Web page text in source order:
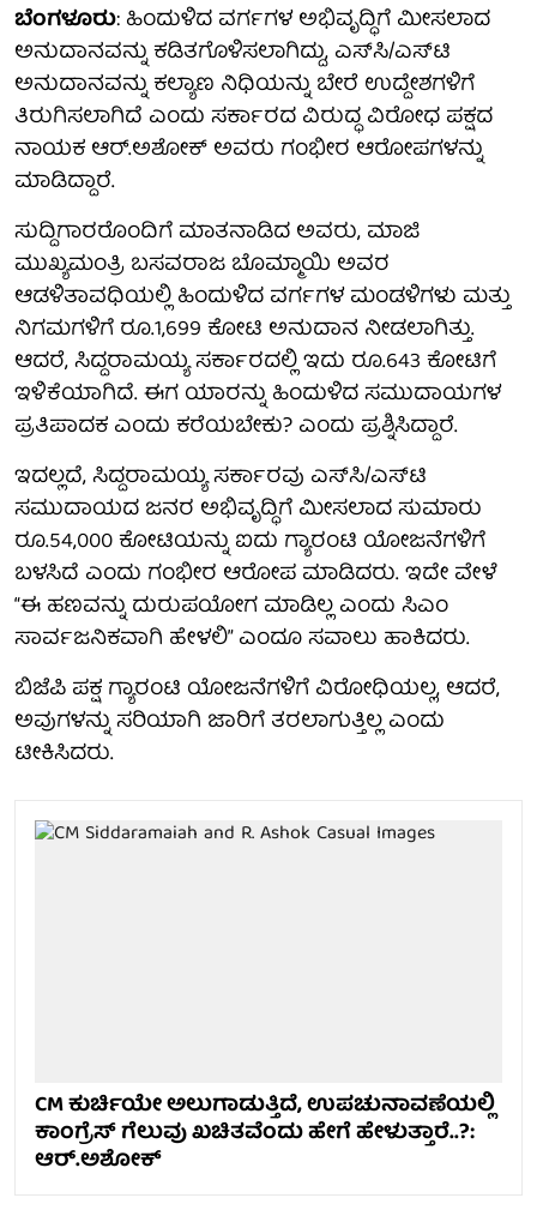
ಬೆಂಗಳೂರು: ಹಿಂದುಳಿದ ವರ್ಗಗಳ ಅಭಿವೃದ್ಧಿಗೆ ಮೀಸಲಾದ
ಅನುದಾನವನ್ನು ಕಡಿತಗೊಳಿಸಲಾಗಿದ್ದು, ಎಸ್‌ಸಿ/ಎಸ್‌ಟಿ
ಅನುದಾನವನ್ನು ಕಲ್ಯಾಣ ನಿಧಿಯನ್ನು ಬೇರೆ ಉದ್ದೇಶಗಳಿಗೆ
ತಿರುಗಿಸಲಾಗಿದೆ ಎಂದು ಸರ್ಕಾರದ ವಿರುದ್ಧ ವಿರೋಧ ಪಕ್ಷದ
ನಾಯಕ ಆರ್.ಅಶೋಕ್ ಅವರು ಗಂಭೀರ ಆರೋಪಗಳನ್ನು
ಮಾಡಿದ್ದಾರೆ.
ಸುದ್ದಿಗಾರರೊಂದಿಗೆ ಮಾತನಾಡಿದ ಅವರು, ಮಾಜಿ
ಮುಖ್ಯಮಂತ್ರಿ ಬಸವರಾಜ ಬೊಮ್ಮಾಯಿ ಅವರ
ಆಡಳಿತಾವಧಿಯಲ್ಲಿ ಹಿಂದುಳಿದ ವರ್ಗಗಳ ಮಂಡಳಿಗಳು ಮತ್ತು
ನಿಗಮಗಳಿಗೆ ರೂ.1,699 ಕೋಟಿ ಅನುದಾನ ನೀಡಲಾಗಿತ್ತು.
ಆದರೆ, ಸಿದ್ದರಾಮಯ್ಯ ಸರ್ಕಾರದಲ್ಲಿ ಇದು ರೂ.643 ಕೋಟಿಗೆ
ಇಳಿಕೆಯಾಗಿದೆ. ಈಗ ಯಾರನ್ನು ಹಿಂದುಳಿದ ಸಮುದಾಯಗಳ
ಪ್ರತಿಪಾದಕ ಎಂದು ಕರೆಯಬೇಕು? ಎಂದು ಪ್ರಶ್ನಿಸಿದ್ದಾರೆ.
ಇದಲ್ಲದೆ, ಸಿದ್ದರಾಮಯ್ಯ ಸರ್ಕಾರವು ಎಸ್‌ಸಿ/ಎಸ್‌ಟಿ
ಸಮುದಾಯದ ಜನರ ಅಭಿವೃದ್ಧಿಗೆ ಮೀಸಲಾದ ಸುಮಾರು
ರೂ.54,000 ಕೋಟಿಯನ್ನು ಐದು ಗ್ಯಾರಂಟಿ ಯೋಜನೆಗಳಿಗೆ
ಬಳಸಿದೆ ಎಂದು ಗಂಭೀರ ಆರೋಪ ಮಾಡಿದರು. ಇದೇ ವೇಳೆ
“ಈ ಹಣವನ್ನು ದುರುಪಯೋಗ ಮಾಡಿಲ್ಲ ಎಂದು ಸಿಎಂ
ಸಾರ್ವಜನಿಕವಾಗಿ ಹೇಳಲಿ” ಎಂದೂ ಸವಾಲು ಹಾಕಿದರು.
ಬಿಜೆಪಿ ಪಕ್ಷ ಗ್ಯಾರಂಟಿ ಯೋಜನೆಗಳಿಗೆ ವಿರೋಧಿಯಲ್ಲ, ಆದರೆ,
ಅವುಗಳನ್ನು ಸರಿಯಾಗಿ ಜಾರಿಗೆ ತರಲಾಗುತ್ತಿಲ್ಲ ಎಂದು
ಟೀಕಿಸಿದರು.
CM ಕುರ್ಚಿಯೇ ಅಲುಗಾಡುತ್ತಿದೆ, ಉಪಚುನಾವಣೆಯಲ್ಲಿ
ಕಾಂಗ್ರೆಸ್ ಗೆಲುವು ಖಚಿತವೆಂದು ಹೇಗೆ ಹೇಳುತ್ತಾರೆ..?:
ಆರ್.ಅಶೋಕ್